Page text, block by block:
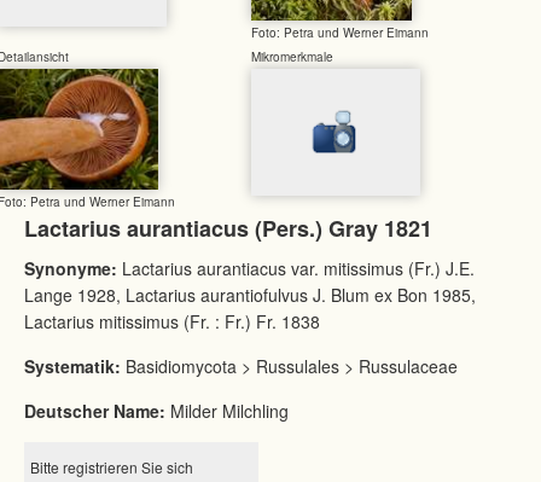
Foto: Petra und Werner Eimann
Petra und Werner Eimann
Mikromerkmale
Lactarius aurantiacus (Pers.) Gray 1821
Synonyme: Lactarius aurantiacus var. mitissimus (Fr.) J.E.
Lange 1928, Lactarius aurantiofulvus J. Blum ex Bon 1985,
Lactarius mitissimus (Fr. : Fr.) Fr. 1838
Systematik: Basidiomycota > Russulales > Russulaceae
Deutscher Name: Milder Milchling
Bitte registrieren Sie sich